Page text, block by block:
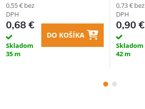
0,55 € bez
DPH
0,68 €
Skladom
35 m
DO KOŠÍKA
0,73 € bez
DPH
0,90 €
Skladom
42 m